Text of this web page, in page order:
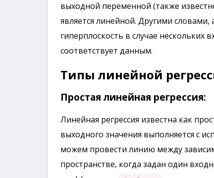
выходной переменной (также
является линейной. Другими
гиперплоскость в случае
соответствует данным.
Типы линейной
Простая линейная регрессия:
Линейная регрессия известна как
выходного значения выполняется с
можем провести линию между
пространстве, когда задан один